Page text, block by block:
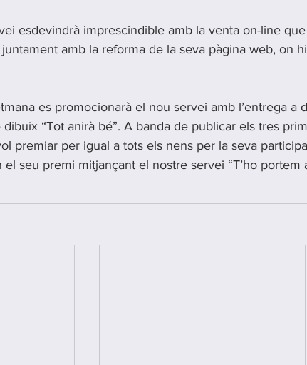
esdevindrà imprescindible amb la venta on-line que
amb la reforma de la seva pàgina web, on
es promocionarà el nou servei amb l’entrega a
“Tot anirà bé”. A banda de publicar els tres
premiar per igual a tots els nens per la seva
el seu premi mitjançant el nostre servei “T’ho portem